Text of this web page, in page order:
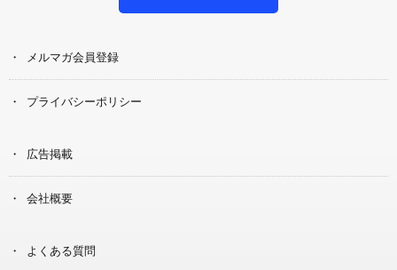
メルマガ会員登録
プライバシーポリシー
広告掲載
会社概要
よくある質問